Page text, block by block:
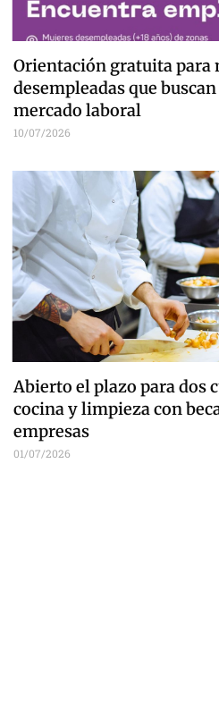
Orientación gratuita para
desempleadas que
mercado laboral
10/07/2026
Abierto el plazo para dos
cocina y limpieza con
empresas
01/07/2026